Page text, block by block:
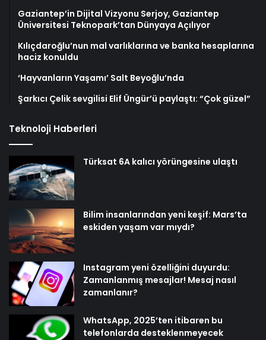
Gaziantep’in Dijital Vizyonu Serjoy, Gaziantep
Üniversitesi Teknopark’tan Dünyaya Açılıyor
Kılıçdaroğlu’nun mal varlıklarına ve banka hesaplarına
haciz konuldu
‘Hayvanların Yaşamı’ Salt Beyoğlu’nda
Şarkıcı Çelik sevgilisi Elif Üngür’ü paylaştı: “Çok güzel”
Teknoloji Haberleri
Türksat 6A kalıcı yörüngesine ulaştı
Bilim insanlarından yeni keşif: Mars’ta
eskiden yaşam var mıydı?
Instagram yeni özelliğini duyurdu:
Zamanlanmış mesajlar! Mesaj nasıl
zamanlanır?
WhatsApp, 2025’ten itibaren bu
telefonlarda desteklenmeyecek